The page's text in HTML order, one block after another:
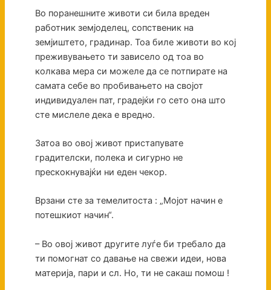
Во поранешните животи си била вреден
работник земјоделец, сопственик на
земјиштето, градинар. Тоа биле животи во кој
преживувањето ти зависело од тоа во
колкава мера си можеле да се потпирате на
самата себе во пробивањето на својот
индивидуален пат, градејќи го сето она што
сте мислеле дека е вредно.
Затоа во овој живот пристапувате
градителски, полека и сигурно не
прескокнувајќи ни еден чекор.
Врзани сте за темелитоста : „Мојот начин е
потешкиот начин“.
– Во овој живот другите луѓе би требало да
ти помогнат со давање на свежи идеи, нова
материја, пари и сл. Но, ти не сакаш помош !